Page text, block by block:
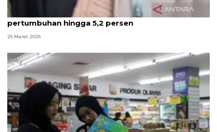
INDEF prediksi momen Lebaran dorong
pertumbuhan hingga 5,2 persen
25 Maret 2026